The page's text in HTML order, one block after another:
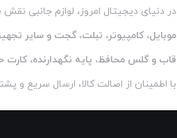
در دنیای دیجیتال امروز، لوازم جانبی
موبایل، کامپیوتر، تبلت، گجت و سایر
قاب و گلس محافظ، پایه نگهدارنده، کارت
با اطمینان از اصالت کالا، ارسال سریع و